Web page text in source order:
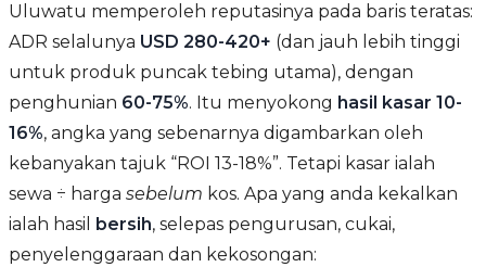
Uluwatu memperoleh reputasinya pada baris teratas:
ADR selalunya USD 280-420+ (dan jauh lebih tinggi
untuk produk puncak tebing utama), dengan
penghunian 60-75%. Itu menyokong hasil kasar 10-
16%, angka yang sebenarnya digambarkan oleh
kebanyakan tajuk “ROI 13-18%”. Tetapi kasar ialah
sewa ÷ harga sebelum kos. Apa yang anda kekalkan
ialah hasil bersih, selepas pengurusan, cukai,
penyelenggaraan dan kekosongan: